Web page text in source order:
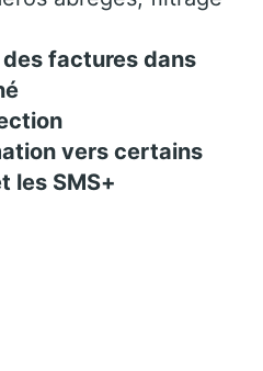
factures dans
vers certains
les SMS+